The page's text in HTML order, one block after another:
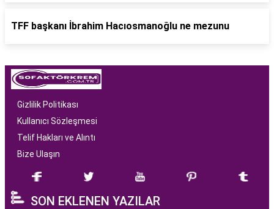
TFF başkanı İbrahim Hacıosmanoğlu ne mezunu
Gizlilik Politikası
Kullanıcı Sözleşmesi
Telif Hakları ve Alıntı
Bize Ulaşın
SON EKLENEN YAZILAR